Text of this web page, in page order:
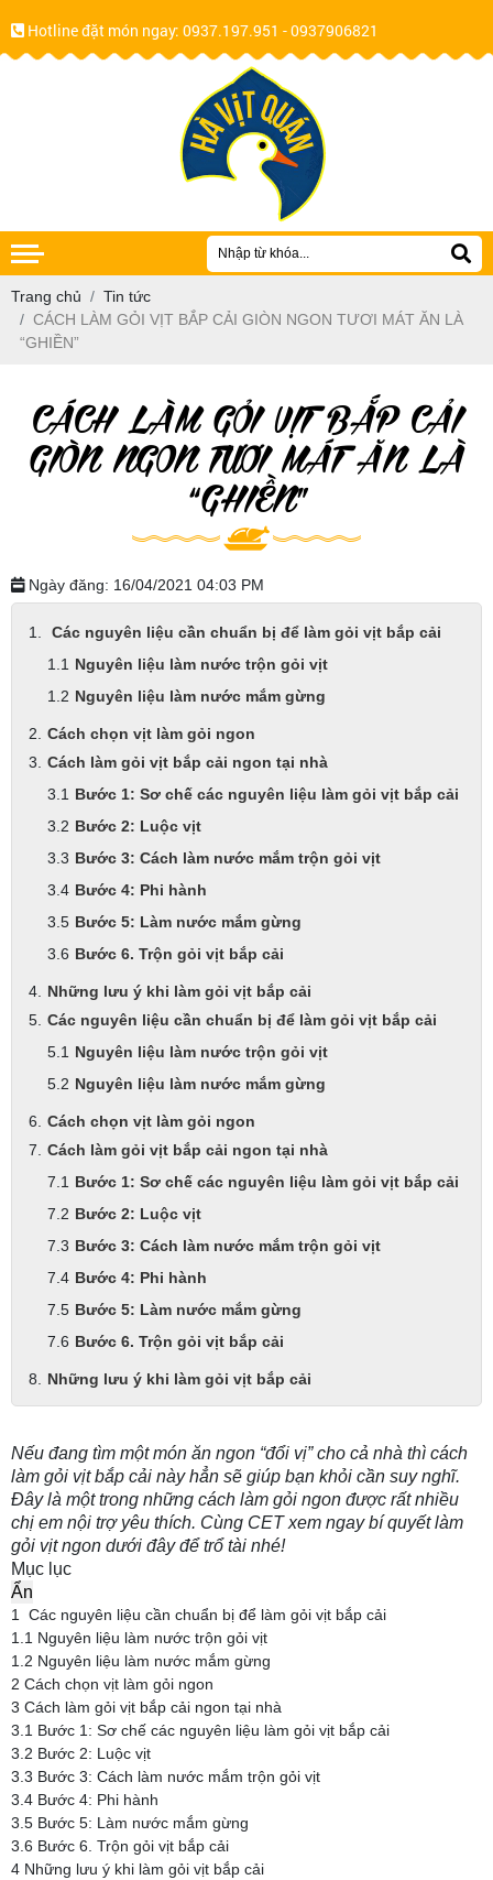
Hotline đặt món ngay: 0937.197.951 - 0937906821
Trang chủ
Tin tức
CÁCH LÀM GỎI VỊT BẮP CẢI GIÒN NGON TƯƠI MÁT ĂN LÀ
“GHIỀN”
CÁCH LÀM GỎI VỊT BẮP CẢI
GIÒN NGON TƯƠI MÁT ĂN LÀ
“GHIỀN”
Ngày đăng: 16/04/2021 04:03 PM
Các nguyên liệu cần chuẩn bị để làm gỏi vịt bắp cải
Nguyên liệu làm nước trộn gỏi vịt
Nguyên liệu làm nước mắm gừng
Cách chọn vịt làm gỏi ngon
Cách làm gỏi vịt bắp cải ngon tại nhà
Bước 1: Sơ chế các nguyên liệu làm gỏi vịt bắp cải
Bước 2: Luộc vịt
Bước 3: Cách làm nước mắm trộn gỏi vịt
Bước 4: Phi hành
Bước 5: Làm nước mắm gừng
Bước 6. Trộn gỏi vịt bắp cải
Những lưu ý khi làm gỏi vịt bắp cải
Các nguyên liệu cần chuẩn bị để làm gỏi vịt bắp cải
Nguyên liệu làm nước trộn gỏi vịt
Nguyên liệu làm nước mắm gừng
Cách chọn vịt làm gỏi ngon
Cách làm gỏi vịt bắp cải ngon tại nhà
Bước 1: Sơ chế các nguyên liệu làm gỏi vịt bắp cải
Bước 2: Luộc vịt
Bước 3: Cách làm nước mắm trộn gỏi vịt
Bước 4: Phi hành
Bước 5: Làm nước mắm gừng
Bước 6. Trộn gỏi vịt bắp cải
Những lưu ý khi làm gỏi vịt bắp cải
Nếu đang tìm một món ăn ngon “đổi vị” cho cả nhà thì cách
làm gỏi vịt bắp cải này hẳn sẽ giúp bạn khỏi cần suy nghĩ.
Đây là một trong những cách làm gỏi ngon được rất nhiều
chị em nội trợ yêu thích. Cùng CET xem ngay bí quyết làm
gỏi vịt ngon dưới đây để trổ tài nhé!
Mục lục
Ẩn
1
Các nguyên liệu cần chuẩn bị để làm gỏi vịt bắp cải
1.1 Nguyên liệu làm nước trộn gỏi vịt
1.2 Nguyên liệu làm nước mắm gừng
2 Cách chọn vịt làm gỏi ngon
3 Cách làm gỏi vịt bắp cải ngon tại nhà
3.1 Bước 1: Sơ chế các nguyên liệu làm gỏi vịt bắp cải
3.2 Bước 2: Luộc vịt
3.3 Bước 3: Cách làm nước mắm trộn gỏi vịt
3.4 Bước 4: Phi hành
3.5 Bước 5: Làm nước mắm gừng
3.6 Bước 6. Trộn gỏi vịt bắp cải
4 Những lưu ý khi làm gỏi vịt bắp cải